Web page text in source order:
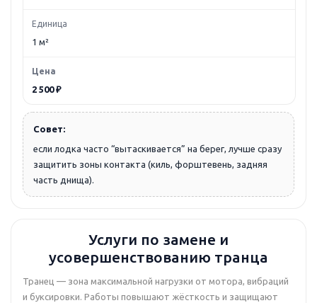
1 м²
2 500 ₽
Совет:
если лодка часто “вытаскивается” на берег, лучше сразу
защитить зоны контакта (киль, форштевень, задняя
часть днища).
Услуги по замене и
усовершенствованию транца
Транец — зона максимальной нагрузки от мотора, вибраций
и буксировки. Работы повышают жёсткость и защищают